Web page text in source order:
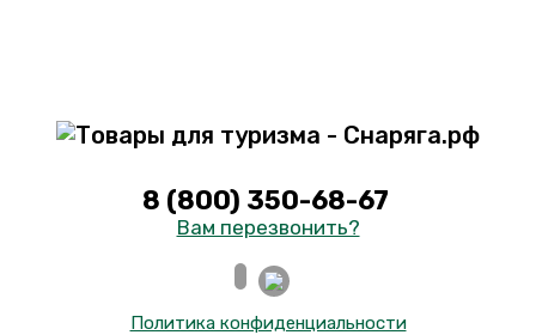
8 (800) 350-68-67
Вам перезвонить?
Политика конфиденциальности